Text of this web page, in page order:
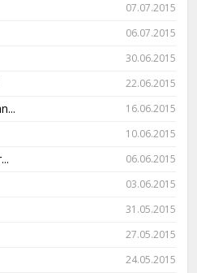
07.07.2015
06.07.2015
30.06.2015
22.06.2015
16.06.2015
10.06.2015
06.06.2015
03.06.2015
31.05.2015
27.05.2015
24.05.2015